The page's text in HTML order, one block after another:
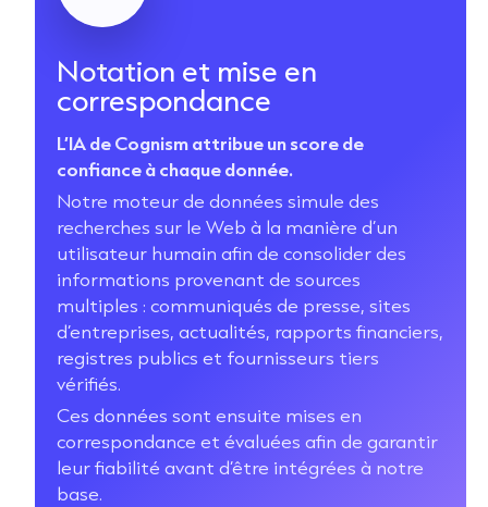
Notation et mise en
correspondance
L’IA de Cognism attribue un score de
confiance à chaque donnée.
Notre moteur de données simule des
recherches sur le Web à la manière d’un
utilisateur humain afin de consolider des
informations provenant de sources
multiples : communiqués de presse, sites
d’entreprises, actualités, rapports financiers,
registres publics et fournisseurs tiers
vérifiés.
Ces données sont ensuite mises en
correspondance et évaluées afin de garantir
leur fiabilité avant d’être intégrées à notre
base.